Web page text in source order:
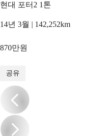
현대 포터2 1톤
14년 3월 | 142,252km
870만원
공유
/20